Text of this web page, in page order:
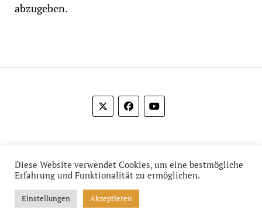
abzugeben.
Mission News Themeby Compete Themes.
Diese Website verwendet Cookies, um eine bestmögliche
Erfahrung und Funktionalität zu ermöglichen.
Einstellungen Akzeptieren